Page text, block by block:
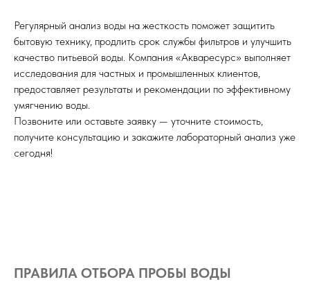
Регулярный анализ воды на жесткость поможет защитить
бытовую технику, продлить срок службы фильтров и улучшить
качество питьевой воды. Компания «Акваресурс» выполняет
исследования для частных и промышленных клиентов,
предоставляет результаты и рекомендации по эффективному
умягчению воды.
Позвоните или оставьте заявку — уточните стоимость,
получите консультацию и закажите лабораторный анализ уже
сегодня!
ПРАВИЛА ОТБОРА ПРОБЫ ВОДЫ